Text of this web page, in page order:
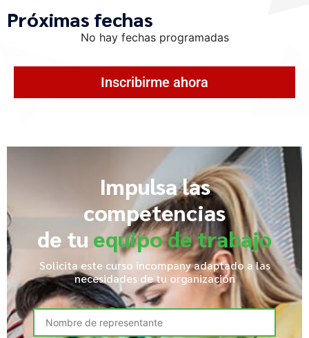
Próximas fechas
No hay fechas programadas
Inscribirme ahora
Impulsa las
competencias
de tu equipo de trabajo
Solicita este curso incompany adaptado a las
necesidades de tu organización